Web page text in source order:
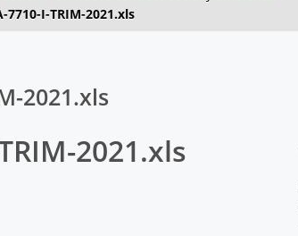
7710-I-TRIM-2021.xls
2021.xls
2021.xls